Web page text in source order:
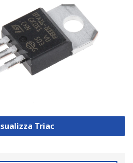
Triac